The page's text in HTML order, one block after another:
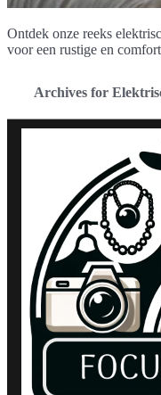
Ontdek onze reeks
voor een rustige en
Archives for